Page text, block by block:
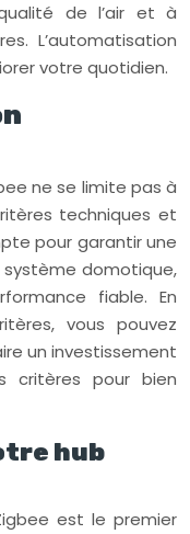
de l’air et à
L’automatisation
votre quotidien.
ne se limite pas à
techniques et
pour garantir une
domotique,
fiable. En
vous pouvez
un investissement
critères pour bien
hub
est le premier